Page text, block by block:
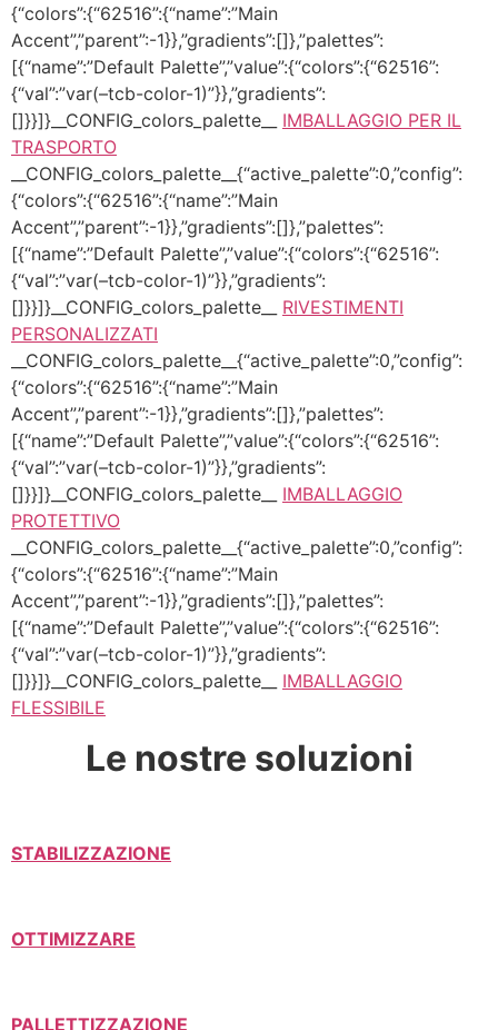
{“colors”:{“62516”:{“name”:”Main
Accent”,”parent”:-1}},”gradients”:[]},”palettes”:
[{“name”:”Default Palette”,”value”:{“colors”:{“62516”:
{“val”:”var(–tcb-color-1)”}},”gradients”:
[]}}]}__CONFIG_colors_palette__ IMBALLAGGIO PER IL
TRASPORTO
__CONFIG_colors_palette__{“active_palette”:0,”config”:
{“colors”:{“62516”:{“name”:”Main
Accent”,”parent”:-1}},”gradients”:[]},”palettes”:
[{“name”:”Default Palette”,”value”:{“colors”:{“62516”:
{“val”:”var(–tcb-color-1)”}},”gradients”:
[]}}]}__CONFIG_colors_palette__ RIVESTIMENTI
PERSONALIZZATI
__CONFIG_colors_palette__{“active_palette”:0,”config”:
{“colors”:{“62516”:{“name”:”Main
Accent”,”parent”:-1}},”gradients”:[]},”palettes”:
[{“name”:”Default Palette”,”value”:{“colors”:{“62516”:
{“val”:”var(–tcb-color-1)”}},”gradients”:
[]}}]}__CONFIG_colors_palette__ IMBALLAGGIO
PROTETTIVO
__CONFIG_colors_palette__{“active_palette”:0,”config”:
{“colors”:{“62516”:{“name”:”Main
Accent”,”parent”:-1}},”gradients”:[]},”palettes”:
[{“name”:”Default Palette”,”value”:{“colors”:{“62516”:
{“val”:”var(–tcb-color-1)”}},”gradients”:
[]}}]}__CONFIG_colors_palette__ IMBALLAGGIO
FLESSIBILE
Le nostre soluzioni
STABILIZZAZIONE
OTTIMIZZARE
PALLETTIZZAZIONE